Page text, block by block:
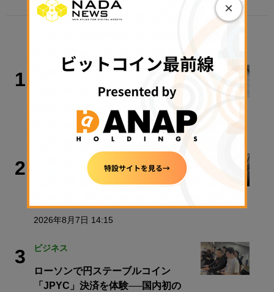
1 政策・規制
金融庁、暗号資産新課のトップに安富
2026年8月7日 17:26
2
【入門解説】ビットコインの法律が変
2026年8月7日 14:15
3 ビジネス
ローソンで円ステーブルコイン
「JPYC」決済を体験──国内初の
×